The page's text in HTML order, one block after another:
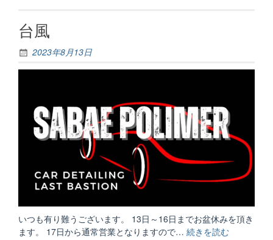
台風
2023年8月13日
いつも有り難うございます。 13日～16日までお盆休みを頂き
ます。 17日から通常営業となりますので… 続きを読む